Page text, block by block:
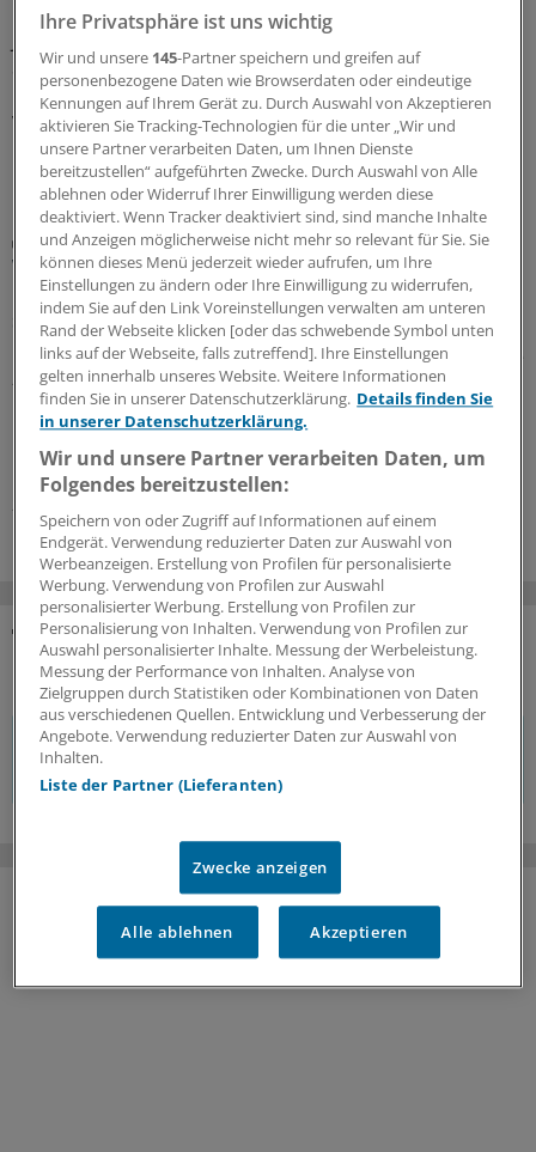
Die Ergebnisse einer Befragung von Kindern und
Jugendlichen legen nahe, dass nicht nur eine hohe
Social-Media-Nutzung das Wohlbefinden trüben kann –
unter bestimmten Umständen ging auch eine
vollständige Abstinenz mit Nachteilen einher.
13.07.2026
Klimawandel und Gesundheit
Warum Kinder und Jugendliche bei Hitze
besonders gefährdet sind – und wie man sie
schützen kann
Die Sommerferien stehen kurz bevor. Bei aller Vorfreude
– Hitze stellt auch für Kinder und Jugendliche ein
relevantes Gesundheitsrisiko dar. Was Ärzte
berücksichtigen sollten und wie sie Eltern beraten
können.
26.06.2026
KOMMENTARE
Sie müssen angemeldet sein, um einen Kommentar
verfassen zu können.
Ihre Privatsphäre ist uns wichtig
Wir und unsere 145-Partner speichern und greifen auf
personenbezogene Daten wie Browserdaten oder eindeutige
Kennungen auf Ihrem Gerät zu. Durch Auswahl von Akzeptieren
aktivieren Sie Tracking-Technologien für die unter „Wir und
unsere Partner verarbeiten Daten, um Ihnen Dienste
bereitzustellen“ aufgeführten Zwecke. Durch Auswahl von Alle
ablehnen oder Widerruf Ihrer Einwilligung werden diese
deaktiviert. Wenn Tracker deaktiviert sind, sind manche Inhalte
und Anzeigen möglicherweise nicht mehr so relevant für Sie. Sie
können dieses Menü jederzeit wieder aufrufen, um Ihre
Einstellungen zu ändern oder Ihre Einwilligung zu widerrufen,
indem Sie auf den Link Voreinstellungen verwalten am unteren
Rand der Webseite klicken [oder das schwebende Symbol unten
links auf der Webseite, falls zutreffend]. Ihre Einstellungen
gelten innerhalb unseres Website. Weitere Informationen
finden Sie in unserer Datenschutzerklärung. Details finden Sie
in unserer Datenschutzerklärung.
Wir und unsere Partner verarbeiten Daten, um
Folgendes bereitzustellen:
Speichern von oder Zugriff auf Informationen auf einem
Endgerät. Verwendung reduzierter Daten zur Auswahl von
Werbeanzeigen. Erstellung von Profilen für personalisierte
Werbung. Verwendung von Profilen zur Auswahl
personalisierter Werbung. Erstellung von Profilen zur
Personalisierung von Inhalten. Verwendung von Profilen zur
Auswahl personalisierter Inhalte. Messung der Werbeleistung.
Messung der Performance von Inhalten. Analyse von
Zielgruppen durch Statistiken oder Kombinationen von Daten
aus verschiedenen Quellen. Entwicklung und Verbesserung der
Angebote. Verwendung reduzierter Daten zur Auswahl von
Inhalten.
Liste der Partner (Lieferanten)
Zwecke anzeigen
Alle ablehnen Akzeptieren